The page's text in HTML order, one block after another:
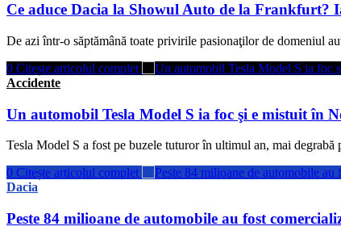
Ce aduce Dacia la Showul Auto de la Frankfurt?
De azi într-o săptămână toate privirile pasionaţilor de domeniul
0 Citește articolul complet
Accidente
Un automobil Tesla Model S ia foc şi e mistuit în
Tesla Model S a fost pe buzele tuturor în ultimul an, mai
0 Citește articolul complet
Dacia
Peste 84 milioane de automobile au fost